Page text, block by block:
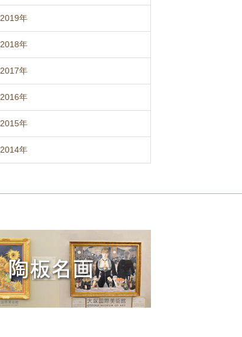
2019年
2018年
2017年
2016年
2015年
2014年